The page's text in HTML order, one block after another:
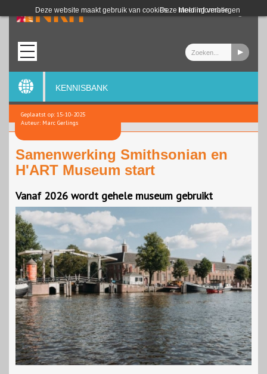
Deze website maakt gebruik van cookies. Meer informatie
Deze melding verbergen
Login
KENNISBANK
Geplaatst op: 15-10-2025
Auteur: Marc Gerlings
Samenwerking Smithsonian en
H'ART Museum start
Vanaf 2026 wordt gehele museum gebruikt